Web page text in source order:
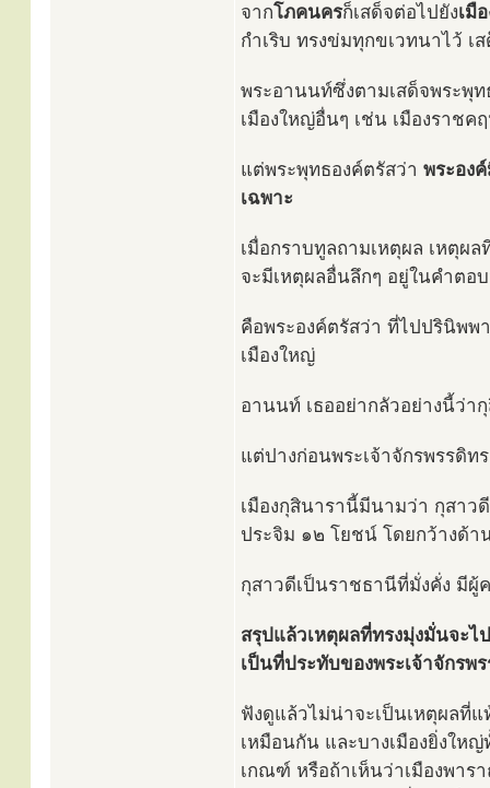
จากโภคนครก็เสด็จต่อไปยังเมื
กำเริบ ทรงข่มทุกขเวทนาไว้ เ
พระอานนท์ซึ่งตามเสด็จพระพุ
เมืองใหญ่อื่นๆ เช่น เมืองราชค
แต่พระพุทธองค์ตรัสว่า พระอง
เฉพาะ
เมื่อกราบทูลถามเหตุผล เหตุผ
จะมีเหตุผลอื่นลึกๆ อยู่ในคำตอ
คือพระองค์ตรัสว่า ที่ไปปรินิพพ
เมืองใหญ่
อานนท์ เธออย่ากลัวอย่างนี้ว่ากุ
แต่ปางก่อนพระเจ้าจักรพรรดิท
เมืองกุสินารานี้มีนามว่า กุสาว
ประจิม ๑๒ โยชน์ โดยกว้างด้
กุสาวดีเป็นราชธานีที่มั่งคั่ง มี
สรุปแล้วเหตุผลที่ทรงมุ่งมั่นจะไ
เป็นที่ประทับของพระเจ้าจักรพ
ฟังดูแล้วไม่น่าจะเป็นเหตุผลที่
เหมือนกัน และบางเมืองยิ่งให
เกณฑ์ หรือถ้าเห็นว่าเมืองพา